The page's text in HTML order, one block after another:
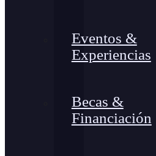
Eventos &
Experiencias
Becas &
Financiación